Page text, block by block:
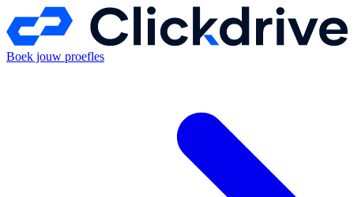
Boek jouw proefles